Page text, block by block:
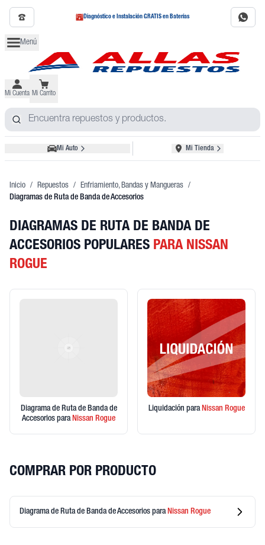
Diagnóstico e Instalación GRATIS en Baterías
Menú
Mi Cuenta Mi Carrito
Mi Auto Mi Tienda
Inicio / Repuestos / Enfriamiento, Bandas y Mangueras /
Diagramas de Ruta de Banda de Accesorios
DIAGRAMAS DE RUTA DE BANDA DE
ACCESORIOS POPULARES PARA NISSAN
ROGUE
Diagrama de Ruta de Banda de
Accesorios paraNissan Rogue
Liquidación paraNissan Rogue
COMPRAR POR PRODUCTO
Diagrama de Ruta de Banda de Accesorios para Nissan Rogue